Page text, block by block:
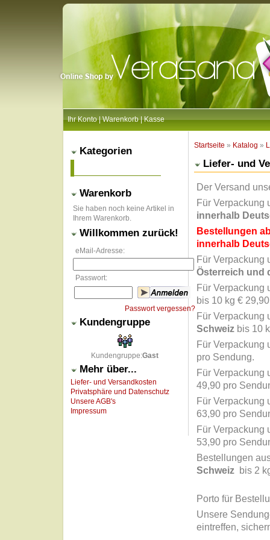
Ihr Konto|Warenkorb|Kasse
Startseite » Katalog »
Liefer- und
Der Versand
Für Verpackung
innerhalb
Bestellungen
innerhalb
Für
Österreich und
Für Verpackung
bis 10 kg €
Für Verpackung
Schweizbis 10
Für Verpackung
pro Sendung.
Für Verpackung
49,90 pro
Für Verpackung
63,90 pro
Für Verpackung
53,90 pro
Bestellungen
Schweiz bis 2
Porto für
Unsere
eintreffen,
Kategorien
Warenkorb
Sie haben noch keine Artikel in
Ihrem Warenkorb.
Willkommen zurück!
eMail-Adresse:
Passwort:
Passwort vergessen?
Kundengruppe
Kundengruppe:Gast
Mehr über...
Liefer- und Versandkosten
Privatsphäre und Datenschutz
Unsere AGB's
Impressum